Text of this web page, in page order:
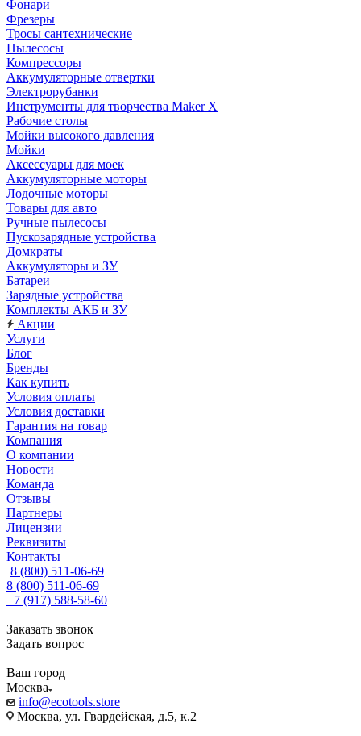
Фонари
Фрезеры
Тросы сантехнические
Пылесосы
Компрессоры
Аккумуляторные отвертки
Электрорубанки
Инструменты для творчества Maker X
Рабочие столы
Мойки высокого давления
Мойки
Аксессуары для моек
Аккумуляторные моторы
Лодочные моторы
Товары для авто
Ручные пылесосы
Пускозарядные устройства
Домкраты
Аккумуляторы и ЗУ
Батареи
Зарядные устройства
Комплекты АКБ и ЗУ
Акции
Услуги
Блог
Бренды
Как купить
Условия оплаты
Условия доставки
Гарантия на товар
Компания
О компании
Новости
Команда
Отзывы
Партнеры
Лицензии
Реквизиты
Контакты
8 (800) 511-06-69
8 (800) 511-06-69
+7 (917) 588-58-60
Заказать звонок
Задать вопрос
Ваш город
Москва
info@ecotools.store
Москва, ул. Гвардейская, д.5, к.2